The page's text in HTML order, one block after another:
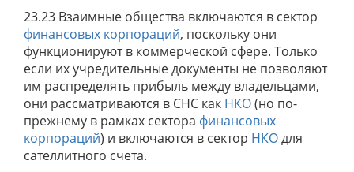
23.23 Взаимные общества включаются в сектор
финансовых корпораций, поскольку они
функционируют в коммерческой сфере. Только
если их учредительные документы не позволяют
им распределять прибыль между владельцами,
они рассматриваются в СНС как НКО(но по-
прежнему в рамках сектора финансовых
корпораций) и включаются в сектор НКОдля
сателлитного счета.